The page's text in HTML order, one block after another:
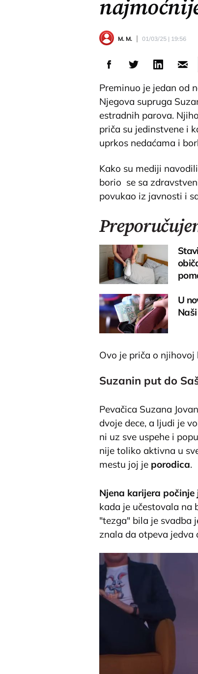
M. M. 01/03/25 | 19:56
Preminuo je jedan od
Njegova supruga
estradnih parova.
priča su jedinstvene i
uprkos nedaćama i
Kako su mediji
borio se sa
povukao iz javnosti i
U
Ovo je priča o njihovoj
Suzanin put do
Pevačica Suzana
dvoje dece, a ljudi je
ni uz sve uspehe i
nije toliko aktivna u
mestu joj je porodica.
Njena karijera
kada je učestovala na
"tezga" bila je svadba
znala da otpeva jedva